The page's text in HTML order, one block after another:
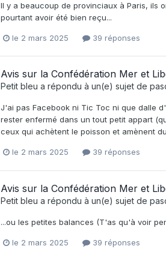
Il y a beaucoup de provinciaux à Paris, ils
pourtant avoir été bien reçu...
le 2 mars 2025 39 réponses
Avis sur la Confédération Mer et
Petit bleu a répondu à un(e) sujet de
J'ai pas Facebook ni Tic Toc ni que dalle
rester enfermé dans un tout petit appart
ceux qui achètent le poisson et amènent
le 2 mars 2025 39 réponses
Avis sur la Confédération Mer et
Petit bleu a répondu à un(e) sujet de
...ou les petites balances (T'as qu'à voir
le 2 mars 2025 39 réponses